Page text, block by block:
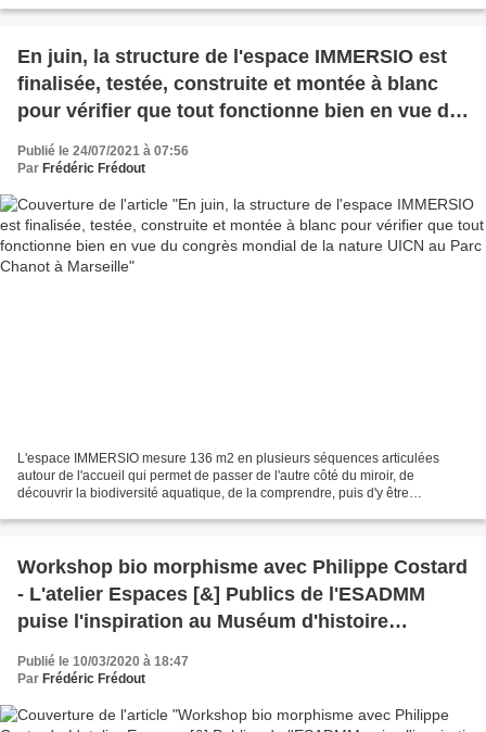
En juin, la structure de l'espace IMMERSIO est
finalisée, testée, construite et montée à blanc
pour vérifier que tout fonctionne bien en vue du
Chanot à Marseille
Publié le 24/07/2021 à 07:56
Par Frédéric Frédout
L'espace IMMERSIO mesure 136 m2 en plusieurs séquences articulées
autour de l'accueil qui permet de passer de l'autre côté du miroir, de
découvrir la biodiversité aquatique, de la comprendre, puis d'y être
Workshop bio morphisme avec Philippe Costard
- L'atelier Espaces [&] Publics de l'ESADMM
puise l'inspiration au Muséum d'histoire
naturelle
Publié le 10/03/2020 à 18:47
Par Frédéric Frédout